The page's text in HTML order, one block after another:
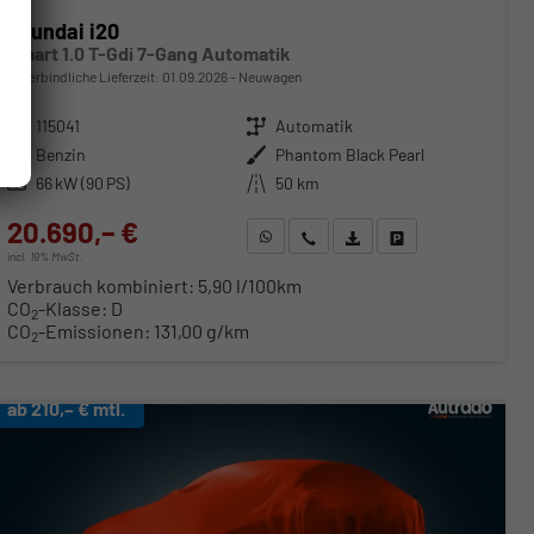
Hyundai i20
Smart 1.0 T-Gdi 7-Gang Automatik
unverbindliche Lieferzeit: 01.09.2026 Neuwagen
115041 Getriebe Automatik
Benzin Außenfarbe Phantom Black Pearl
Leistung 66 kW (90 PS) Kilometerstand 50 km
20.690,– €
incl. 19% MwSt.
WhatsApp anfragen
Wir rufen Sie anFahrzeugexposé (PDF)
Fahrzeug parken
Verbrauch kombiniert: 5,90 l/100km
CO2-Klasse: D
CO2-Emissionen: 131,00 g/km
ab 210,– € mtl.